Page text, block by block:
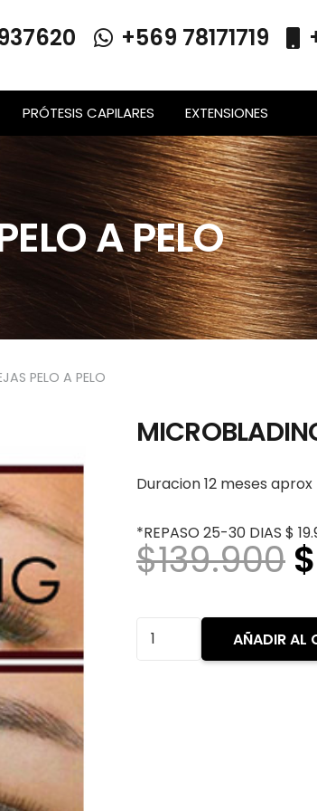
+569 78171719
PRÓTESIS CAPILARES EXTENSIONES
A PELO
PELO A PELO
Duracion 12 meses aprox
*REPASO 25-30 DIAS $
$139.900 $
MICROBLADINGAÑADIR AL